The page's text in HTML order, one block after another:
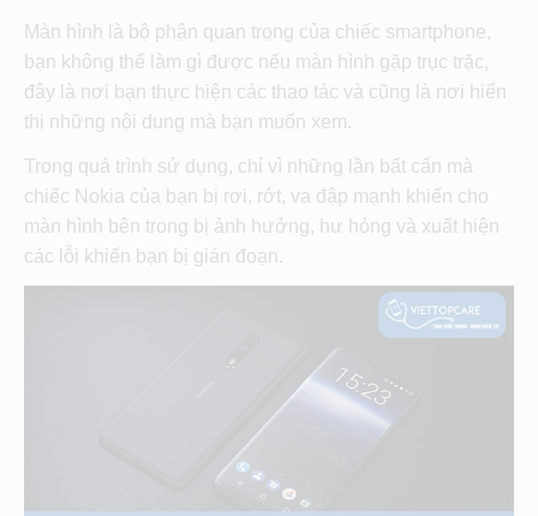
Màn hình là bộ phận quan trọng của chiếc smartphone,
bạn không thể làm gì được nếu màn hình gặp trục trặc,
đây là nơi bạn thực hiện các thao tác và cũng là nơi hiển
thị những nội dung mà bạn muốn xem.
Trong quá trình sử dụng, chỉ vì những lần bất cẩn mà
chiếc Nokia của bạn bị rơi, rớt, va đập mạnh khiến cho
màn hình bên trong bị ảnh hưởng, hư hỏng và xuất hiện
các lỗi khiến bạn bị gián đoạn.